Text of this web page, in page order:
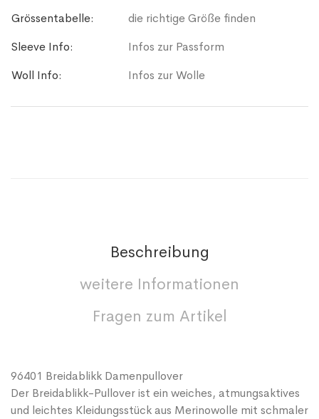
Grössentabelle:
die richtige Größe finden
Sleeve Info:
Infos zur Passform
Woll Info:
Infos zur Wolle
Beschreibung
weitere Informationen
Fragen zum Artikel
96401 Breidablikk Damenpullover
Der Breidablikk-Pullover ist ein weiches, atmungsaktives
und leichtes Kleidungsstück aus Merinowolle mit schmaler